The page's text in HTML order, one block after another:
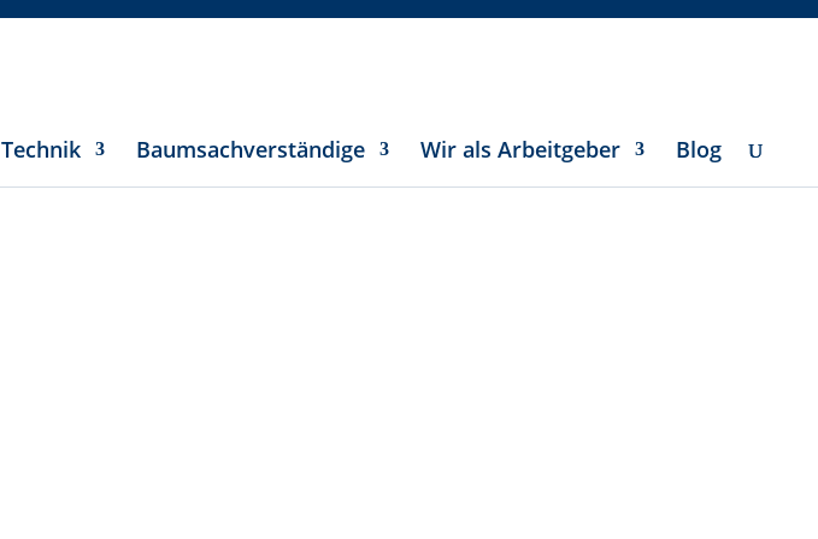
Technik Baumsachverständige Wir als Arbeitgeber Blog